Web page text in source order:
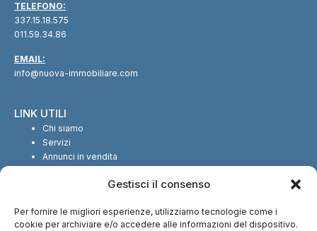
Gestisci il consenso
Per fornire le migliori esperienze, utilizziamo tecnologie come i
cookie per archiviare e/o accedere alle informazioni del dispositivo.
TELEFONO:
337.15.18.575
011.59.34.86
EMAIL:
info@nuova-immobiliare.com
LINK UTILI
Chi siamo
Servizi
Annunci in vendita
SEGUICI SUI SOCIAL